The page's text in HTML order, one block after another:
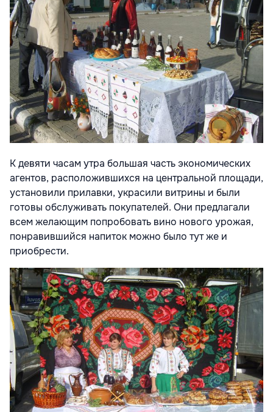
К девяти часам утра большая часть экономических
агентов, расположившихся на центральной площади,
установили прилавки, украсили витрины и были
готовы обслуживать покупателей. Они предлагали
всем желающим попробовать вино нового урожая,
понравившийся напиток можно было тут же и
приобрести.